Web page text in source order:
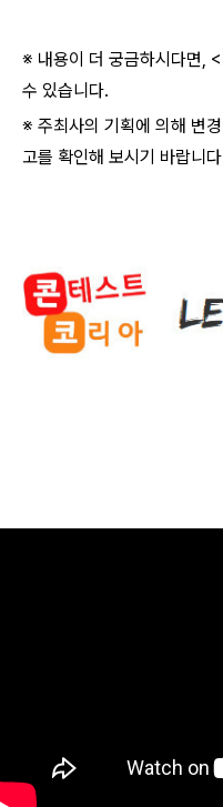
※ 내용이 더 궁금하시다면, <
수 있습니다.
※ 주최사의 기획에 의해 변
고를 확인해 보시기 바랍니